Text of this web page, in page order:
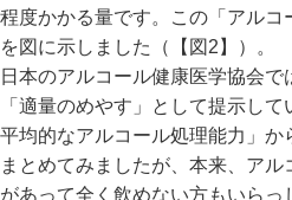
程度かかる量です。この「アル
を図に示しました（【図2】）。
日本のアルコール健康医学協会
「適量のめやす」として提示し
平均的なアルコール処理能力」
まとめてみましたが、本来、ア
があって全く飲めない方もいら